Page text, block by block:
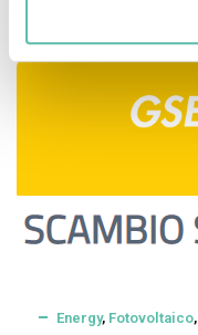
Energy, Fotovoltaico,